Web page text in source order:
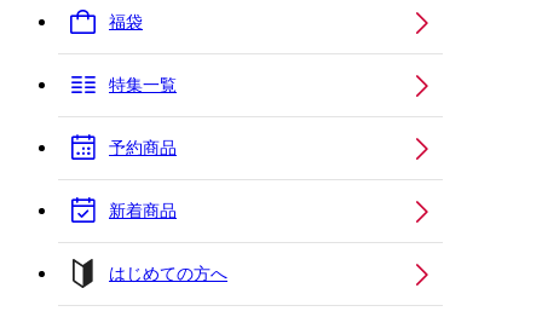
福袋
特集一覧
予約商品
新着商品
はじめての方へ